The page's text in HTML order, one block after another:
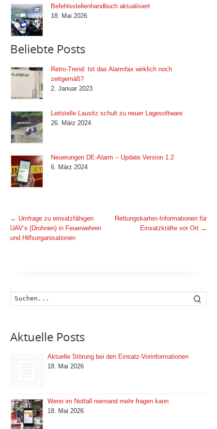
Befehlsstellenhandbuch aktualisiert
18. Mai 2026
Beliebte Posts
Retro-Trend: Ist das Alarmfax wirklich noch
zeitgemäß?
2. Januar 2023
Leitstelle Lausitz schult zu neuer Lagesoftware
26. März 2024
Neuerungen DE-Alarm – Update Version 1.2
6. März 2024
← Umfrage zu einsatzfähigen
UAV‘s (Drohnen) in Feuerwehren
und Hilfsorganisationen
Rettungskarten-Informationen für
Einsatzkräfte vor Ort →
Aktuelle Posts
Aktuelle Störung bei den Einsatz-Vorinformationen
18. Mai 2026
Wenn im Notfall niemand mehr fragen kann
18. Mai 2026